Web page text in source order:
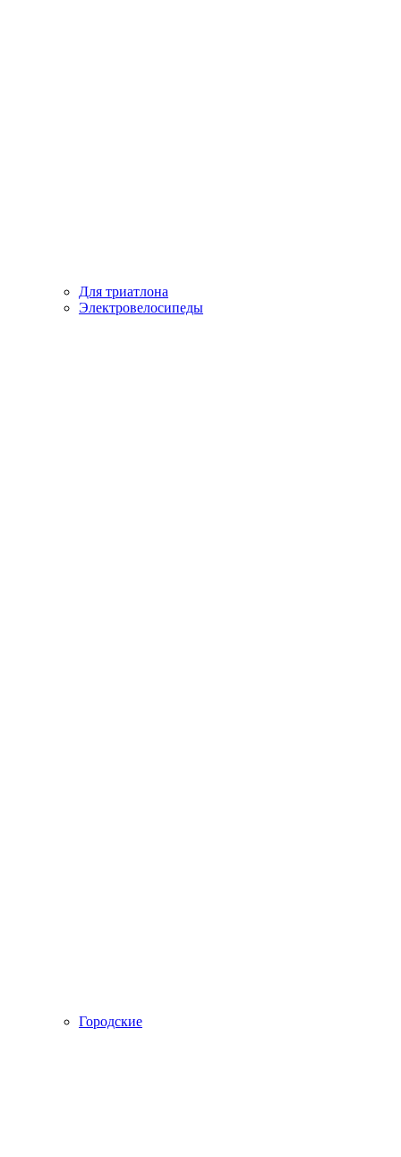
Для триатлона
Электровелосипеды
Городские